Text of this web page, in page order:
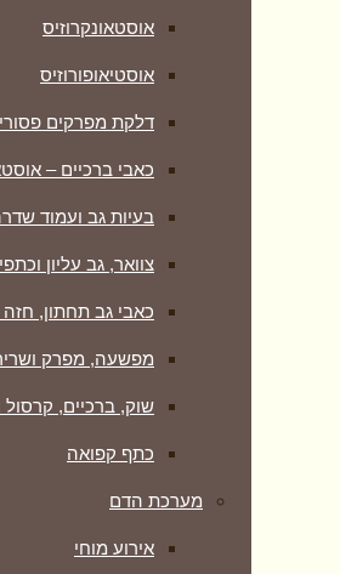
אוסטאונקרוזיס
אוסטיאופורוזיס
דלקת מפרקים
כאבי ברכיים –
בעיות גב ועמוד
צוואר, גב עליון
כאבי גב תחתון, חזה
מפשעה, מפרק
שוק, ברכיים, קרסול
כתף קפואה
מערכת הדם
אירוע מוחי